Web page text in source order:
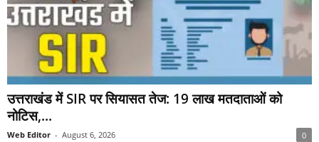
उत्तराखंड में SIR पर सियासत तेज: 19 लाख मतदाताओं को
नोटिस,...
Web Editor - August 6, 2026 0